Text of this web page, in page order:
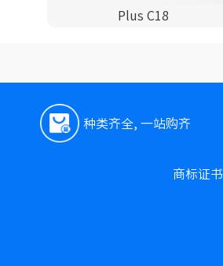
Plus C18
种类齐全, 一站购齐
商标证书